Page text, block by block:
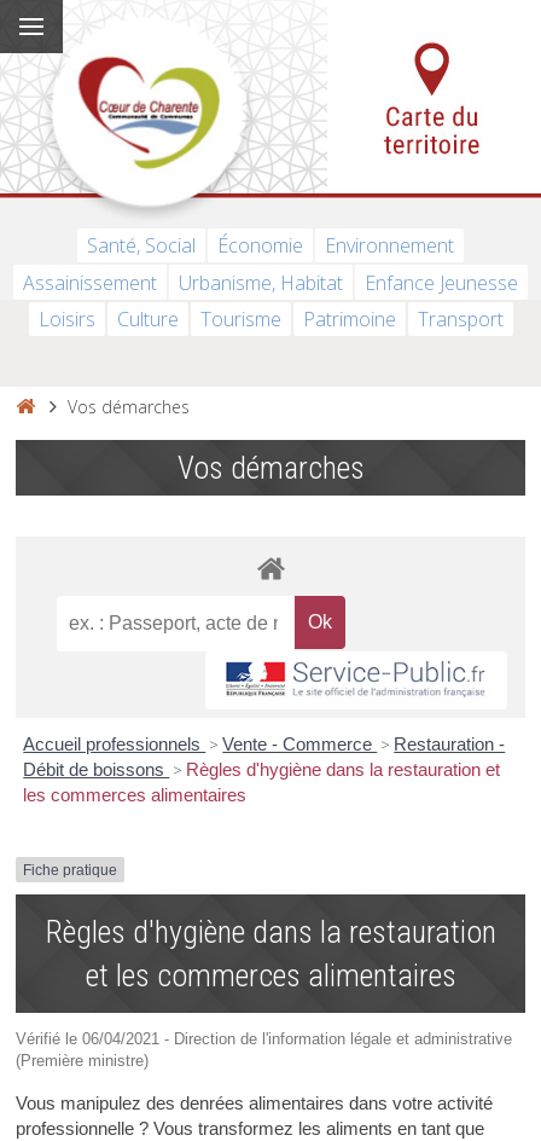
Santé, Social Économie
Environnement
Assainissement
Urbanisme, Habitat
Enfance Jeunesse
Loisirs
Culture Tourisme Patrimoine Transport
Vos démarches
Vos démarches
Accueil professionnels > Vente - Commerce > Restauration -
Débit de boissons > Règles d'hygiène dans la restauration et
les commerces alimentaires
Fiche pratique
Règles d'hygiène dans la restauration
et les commerces alimentaires
Vérifié le 06/04/2021 - Direction de l'information légale et administrative
(Première ministre)
Vous manipulez des denrées alimentaires dans votre activité
professionnelle ? Vous transformez les aliments en tant que